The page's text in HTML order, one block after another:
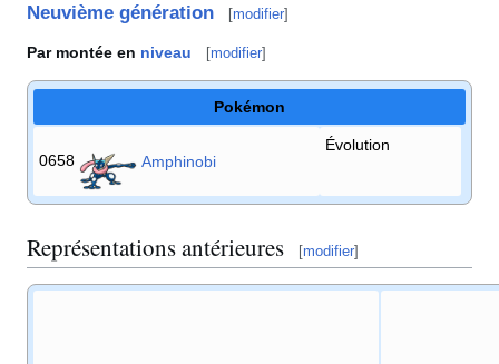
Neuvième génération [modifier]
Par montée en niveau [modifier]
Pokémon
0658 Amphinobi
Évolution
Représentations antérieures [modifier]